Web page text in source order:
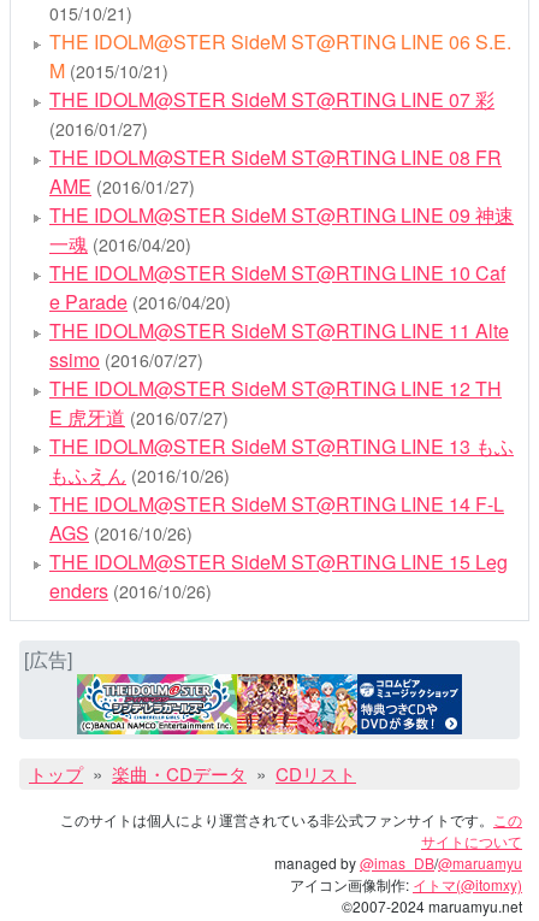
015/10/21)
THE IDOLM@STER SideM ST@RTING LINE 06 S.E.
M (2015/10/21)
THE IDOLM@STER SideM ST@RTING LINE 07 彩
(2016/01/27)
THE IDOLM@STER SideM ST@RTING LINE 08 FR
AME (2016/01/27)
THE IDOLM@STER SideM ST@RTING LINE 09 神速
一魂 (2016/04/20)
THE IDOLM@STER SideM ST@RTING LINE 10 Caf
e Parade (2016/04/20)
THE IDOLM@STER SideM ST@RTING LINE 11 Alte
ssimo (2016/07/27)
THE IDOLM@STER SideM ST@RTING LINE 12 TH
E 虎牙道 (2016/07/27)
THE IDOLM@STER SideM ST@RTING LINE 13 もふ
もふえん (2016/10/26)
THE IDOLM@STER SideM ST@RTING LINE 14 F-L
AGS (2016/10/26)
THE IDOLM@STER SideM ST@RTING LINE 15 Leg
enders (2016/10/26)
[広告]
トップ 楽曲・CDデータ CDリスト
このサイトは個人により運営されている非公式ファンサイトです。
この
サイトについて
managed by@imas_DB/@maruamyu
アイコン画像制作: イトマ(@itomxy)
©2007-2024 maruamyu.net